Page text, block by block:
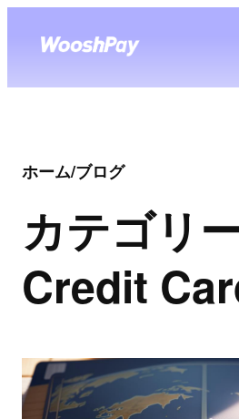
ホーム/ブログ
カテゴリ
Credit